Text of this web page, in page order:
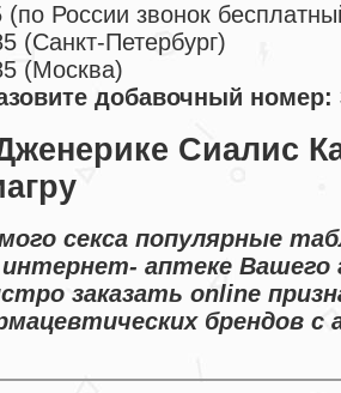
(по России звонок
(Санкт-Петербург)
(Москва)
добавочный номер:
Сиалис
секса популярные
аптеке Вашего
заказать online
брендов с